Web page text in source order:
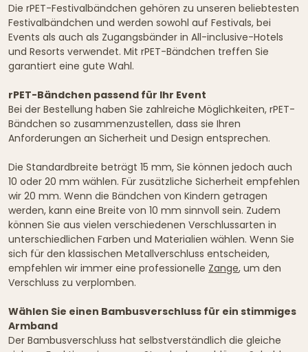
Die rPET-Festivalbändchen gehören zu unseren beliebtesten
Festivalbändchen und werden sowohl auf Festivals, bei
Events als auch als Zugangsbänder in All-inclusive-Hotels
und Resorts verwendet. Mit rPET-Bändchen treffen Sie
garantiert eine gute Wahl.
rPET-Bändchen passend für Ihr Event
Bei der Bestellung haben Sie zahlreiche Möglichkeiten, rPET-
Bändchen so zusammenzustellen, dass sie Ihren
Anforderungen an Sicherheit und Design entsprechen.
Die Standardbreite beträgt 15 mm, Sie können jedoch auch
10 oder 20 mm wählen. Für zusätzliche Sicherheit empfehlen
wir 20 mm. Wenn die Bändchen von Kindern getragen
werden, kann eine Breite von 10 mm sinnvoll sein. Zudem
können Sie aus vielen verschiedenen Verschlussarten in
unterschiedlichen Farben und Materialien wählen. Wenn Sie
sich für den klassischen Metallverschluss entscheiden,
empfehlen wir immer eine professionelle Zange, um den
Verschluss zu verplomben.
Wählen Sie einen Bambusverschluss für ein stimmiges
Armband
Der Bambusverschluss hat selbstverständlich die gleiche